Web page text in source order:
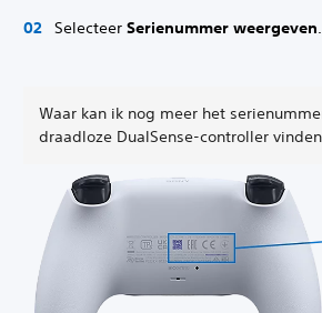
Selecteer Serienummer weergeven.
Waar kan ik nog meer het
draadloze DualSense-controller